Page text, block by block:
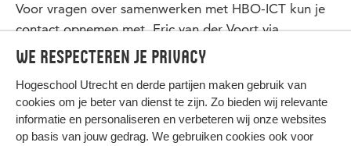
We respecteren je privacy
Hogeschool Utrecht en derde partijen maken gebruik van
cookies om je beter van dienst te zijn. Zo bieden wij relevante
informatie en personaliseren en verbeteren wij onze websites
op basis van jouw gedrag. We gebruiken cookies ook voor
Voor vragen over samenwerken met HBO-ICT kun je
contact opnemen met Eric van der Voort via
eric.vandervoort@hu.nl